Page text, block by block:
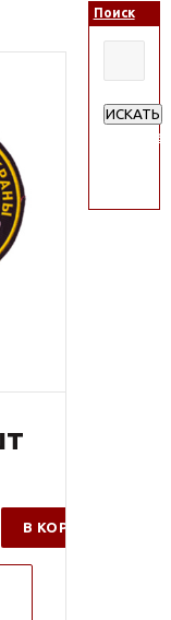
В КОРЗИНУ
Поиск
ИСКАТЬ